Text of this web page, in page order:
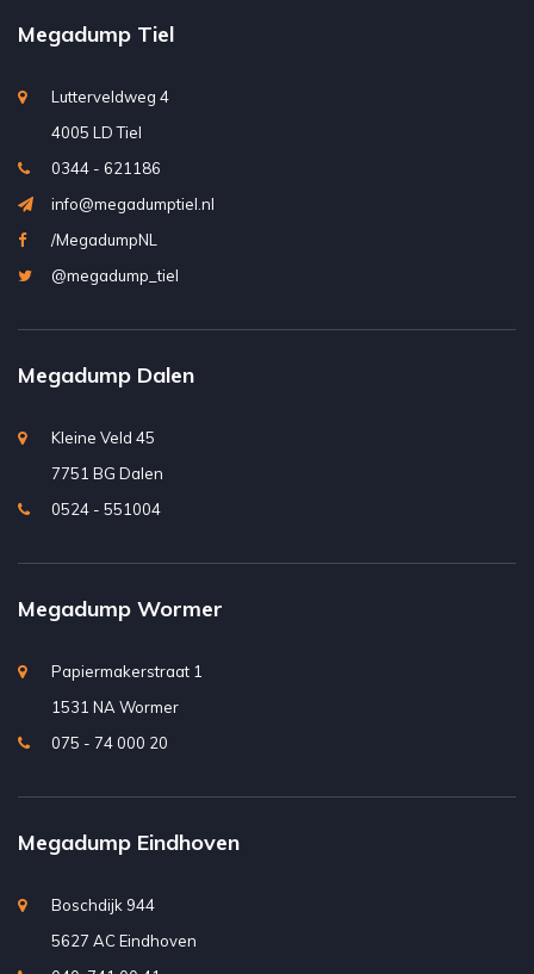
Megadump Tiel
Lutterveldweg 4
4005 LD Tiel
0344 - 621186
info@megadumptiel.nl
/MegadumpNL
@megadump_tiel
Megadump Dalen
Kleine Veld 45
7751 BG Dalen
0524 - 551004
Megadump Wormer
Papiermakerstraat 1
1531 NA Wormer
075 - 74 000 20
Megadump Eindhoven
Boschdijk 944
5627 AC Eindhoven